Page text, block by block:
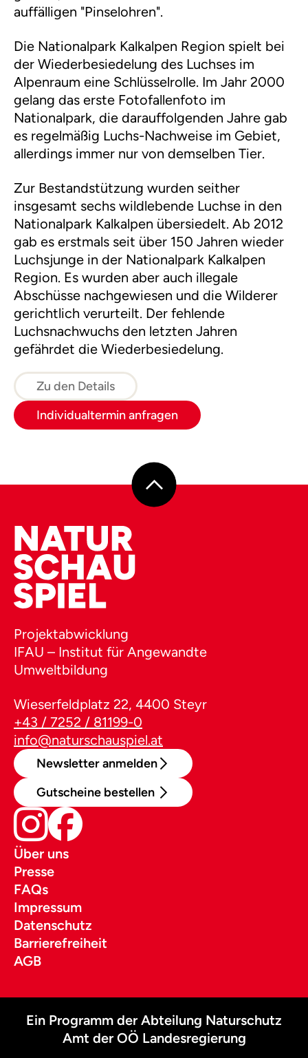
auffälligen "Pinselohren".
Die Nationalpark Kalkalpen Region spielt bei
der Wiederbesiedelung des Luchses im
Alpenraum eine Schlüsselrolle. Im Jahr 2000
gelang das erste Fotofallenfoto im
Nationalpark, die darauffolgenden Jahre gab
es regelmäßig Luchs-Nachweise im Gebiet,
allerdings immer nur von demselben Tier.
Zur Bestandstützung wurden seither
insgesamt sechs wildlebende Luchse in den
Nationalpark Kalkalpen übersiedelt. Ab 2012
gab es erstmals seit über 150 Jahren wieder
Luchsjunge in der Nationalpark Kalkalpen
Region. Es wurden aber auch illegale
Abschüsse nachgewiesen und die Wilderer
gerichtlich verurteilt. Der fehlende
Luchsnachwuchs den letzten Jahren
gefährdet die Wiederbesiedelung.
Zu den Details
Individualtermin anfragen
Projektabwicklung
IFAU – Institut für Angewandte
Umweltbildung
Wieserfeldplatz 22, 4400 Steyr
+43 / 7252 / 81199-0
info@naturschauspiel.at
Newsletter anmelden
Gutscheine bestellen
Über uns
Presse
FAQs
Impressum
Datenschutz
Barrierefreiheit
AGB
Ein Programm der Abteilung Naturschutz
Amt der OÖ Landesregierung